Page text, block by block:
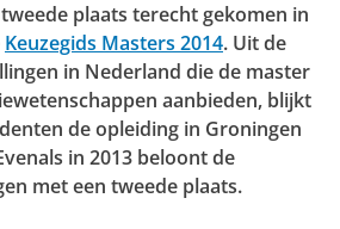
plaats terecht gekomen in
Keuzegids Masters 2014. Uit de
in Nederland die de master
aanbieden, blijkt
de opleiding in Groningen
in 2013 beloont de
met een tweede plaats.